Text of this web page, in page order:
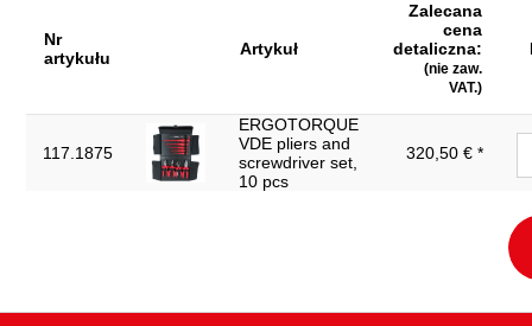
Izolacja zgodnie z DIN 3120 - ISO
zabezpieczenie przed
Nr
artykułu
Artykuł
Zalecana
cena
detaliczna:
(nie zaw.
VAT.)
117.1875
ERGOTORQUE
VDE pliers and
screwdriver set,
10 pcs
320,50 € *